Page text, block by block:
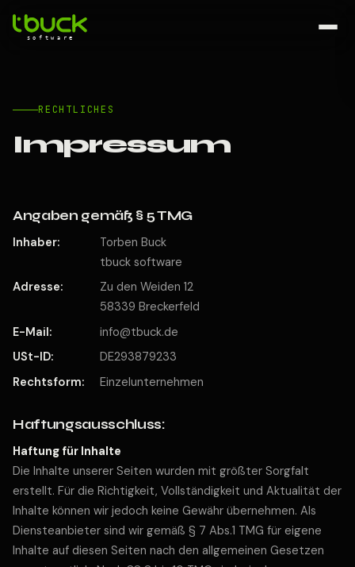
RECHTLICHES
Impressum
Angaben gemäß § 5 TMG
Inhaber:
Torben Buck
tbuck software
Adresse:
Zu den Weiden 12
58339 Breckerfeld
E-Mail:
info@tbuck.de
USt-ID:
DE293879233
Rechtsform:
Einzelunternehmen
Haftungsausschluss:
Haftung für Inhalte
Die Inhalte unserer Seiten wurden mit größter Sorgfalt
erstellt. Für die Richtigkeit, Vollständigkeit und Aktualität der
Inhalte können wir jedoch keine Gewähr übernehmen. Als
Diensteanbieter sind wir gemäß § 7 Abs.1 TMG für eigene
Inhalte auf diesen Seiten nach den allgemeinen Gesetzen